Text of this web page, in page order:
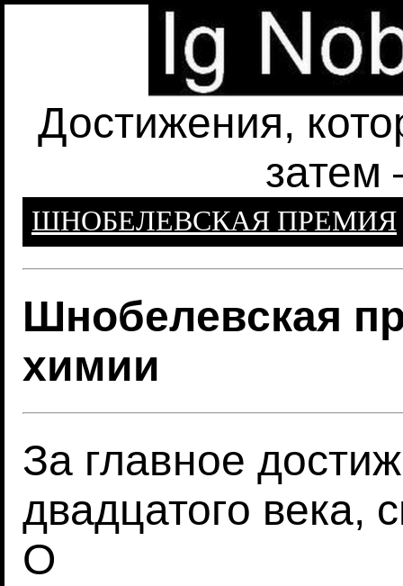
Достижения,
затем
ШНОБЕЛЕВСКАЯ ПРЕМИЯ
Шнобелевская
химии
За главное
двадцатого века,
O